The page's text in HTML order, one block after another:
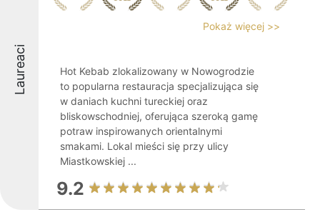
Laureaci
Pokaż więcej >>
Hot Kebab zlokalizowany w Nowogrodzie
to popularna restauracja specjalizująca się
w daniach kuchni tureckiej oraz
bliskowschodniej, oferująca szeroką gamę
potraw inspirowanych orientalnymi
smakami. Lokal mieści się przy ulicy
Miastkowskiej ...
9.2